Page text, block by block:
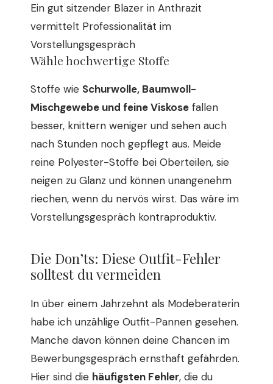
Ein gut sitzender Blazer in Anthrazit
vermittelt Professionalität im
Vorstellungsgespräch
Wähle hochwertige Stoffe
Stoffe wie Schurwolle, Baumwoll-
Mischgewebe und feine Viskose fallen
besser, knittern weniger und sehen auch
nach Stunden noch gepflegt aus. Meide
reine Polyester-Stoffe bei Oberteilen, sie
neigen zu Glanz und können unangenehm
riechen, wenn du nervös wirst. Das wäre im
Vorstellungsgespräch kontraproduktiv.
Die Don’ts: Diese Outfit-Fehler
solltest du vermeiden
In über einem Jahrzehnt als Modeberaterin
habe ich unzählige Outfit-Pannen gesehen.
Manche davon können deine Chancen im
Bewerbungsgespräch ernsthaft gefährden.
Hier sind die häufigsten Fehler, die du